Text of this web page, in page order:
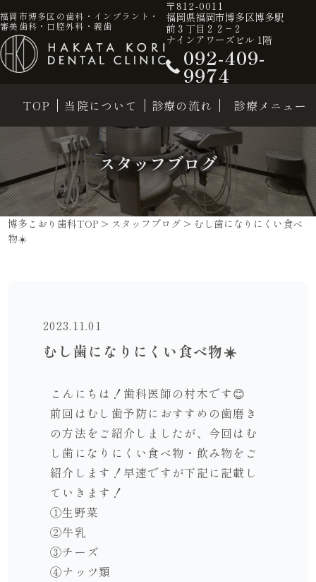
福岡市博多区の歯科・インプラント・
審美歯科・口腔外科・義歯
〒812-0011
福岡県福岡市博多区博多駅
前３丁目２２−２
ナインアワーズビル 1階
092-409-
9974
TOP 当院について 診療の流れ 診療メニュー
スタッフブログ
博多こおり歯科TOP > スタッフブログ > むし歯になりにくい食べ
物☀️
2023.11.01
むし歯になりにくい食べ物☀️
こんにちは！歯科医師の村木です😊
前回はむし歯予防におすすめの歯磨き
の方法をご紹介しましたが、今回はむ
し歯になりにくい食べ物・飲み物をご
紹介します！早速ですが下記に記載し
ていきます！
①生野菜
②牛乳
③チーズ
④ナッツ類